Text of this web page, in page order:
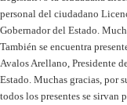
personal del ciudadano
Gobernador del Estado.
También se encuentra
Avalos Arellano, Presidente
Estado. Muchas gracias, por
todos los presentes se sirvan